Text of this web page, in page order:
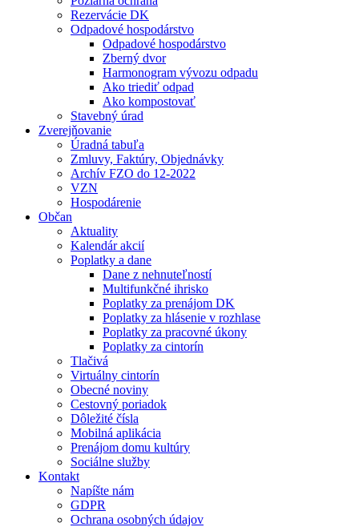
Rezervácie DK
Odpadové hospodárstvo
Odpadové hospodárstvo
Zberný dvor
Harmonogram vývozu odpadu
Ako triediť odpad
Ako kompostovať
Stavebný úrad
Zverejňovanie
Úradná tabuľa
Zmluvy, Faktúry, Objednávky
Archív FZO do 12-2022
VZN
Hospodárenie
Občan
Aktuality
Kalendár akcií
Poplatky a dane
Dane z nehnuteľností
Multifunkčné ihrisko
Poplatky za prenájom DK
Poplatky za hlásenie v rozhlase
Poplatky za pracovné úkony
Poplatky za cintorín
Tlačivá
Virtuálny cintorín
Obecné noviny
Cestovný poriadok
Dôležité čísla
Mobilná aplikácia
Prenájom domu kultúry
Sociálne služby
Kontakt
Napíšte nám
GDPR
Ochrana osobných údajov